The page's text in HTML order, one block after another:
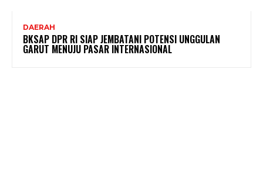
DAERAH
BKSAP DPR RI SIAP JEMBATANI POTENSI UNGGULAN
GARUT MENUJU PASAR INTERNASIONAL